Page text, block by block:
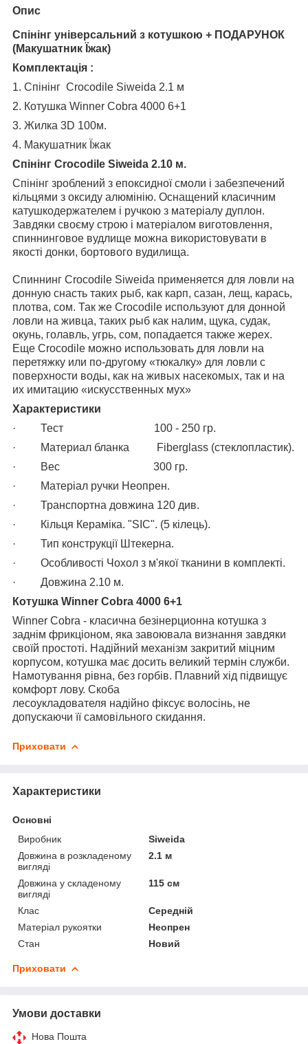
Опис
Спінінг універсальний з котушкою + ПОДАРУНОК
(Макушатник Їжак)
Комплектація :
1. Спінінг Crocodile Siweida 2.1 м
2. Котушка Winner Cobra 4000 6+1
3. Жилка 3D 100м.
4. Макушатник Їжак
Спінінг Crocodile Siweida 2.10 м.
Спінінг зроблений з епоксидної смоли і забезпечений
кільцями з оксиду алюмінію. Оснащений класичним
катушкодержателем і ручкою з матеріалу дуплон.
Завдяки своєму строю і матеріалом виготовлення,
спиннинговое вудлище можна використовувати в
якості донки, бортового вудилища.
Спиннинг Crocodile Siweida применяется для ловли на
донную снасть таких рыб, как карп, сазан, лещ, карась,
плотва, сом. Так же Crocodile используют для донной
ловли на живца, таких рыб как налим, щука, судак,
окунь, голавль, угрь, сом, попадается также жерех.
Еще Crocodile можно использовать для ловли на
перетяжку или по-другому «тюкалку» для ловли с
поверхности воды, как на живых насекомых, так и на
их имитацию «искусственных мух»
Характеристики
· Тест 100 - 250 гр.
· Материал бланка Fiberglass (стеклопластик).
· Вес 300 гр.
· Матеріал ручки Неопрен.
· Транспортна довжина 120 див.
· Кільця Кераміка. "SIC". (5 кілець).
· Тип конструкції Штекерна.
· Особливості Чохол з м'якої тканини в комплекті.
· Довжина 2.10 м.
Котушка Winner Cobra 4000 6+1
Winner Cobra - класична безінерционна котушка з
заднім фрикціоном, яка завоювала визнання завдяки
своїй простоті. Надійний механізм закритий міцним
корпусом, котушка має досить великий термін служби.
Намотування рівна, без горбів. Плавний хід підвищує
комфорт лову. Скоба
лесоукладователя надійно фіксує волосінь, не
допускаючи її самовільного скидання.
Приховати
Характеристики
Основні
Виробник
Siweida
Довжина в розкладеному
вигляді
2.1 м
Довжина у складеному
вигляді
115 см
Клас
Середній
Матеріал рукоятки
Неопрен
Стан
Новий
Приховати
Умови доставки
Нова Пошта